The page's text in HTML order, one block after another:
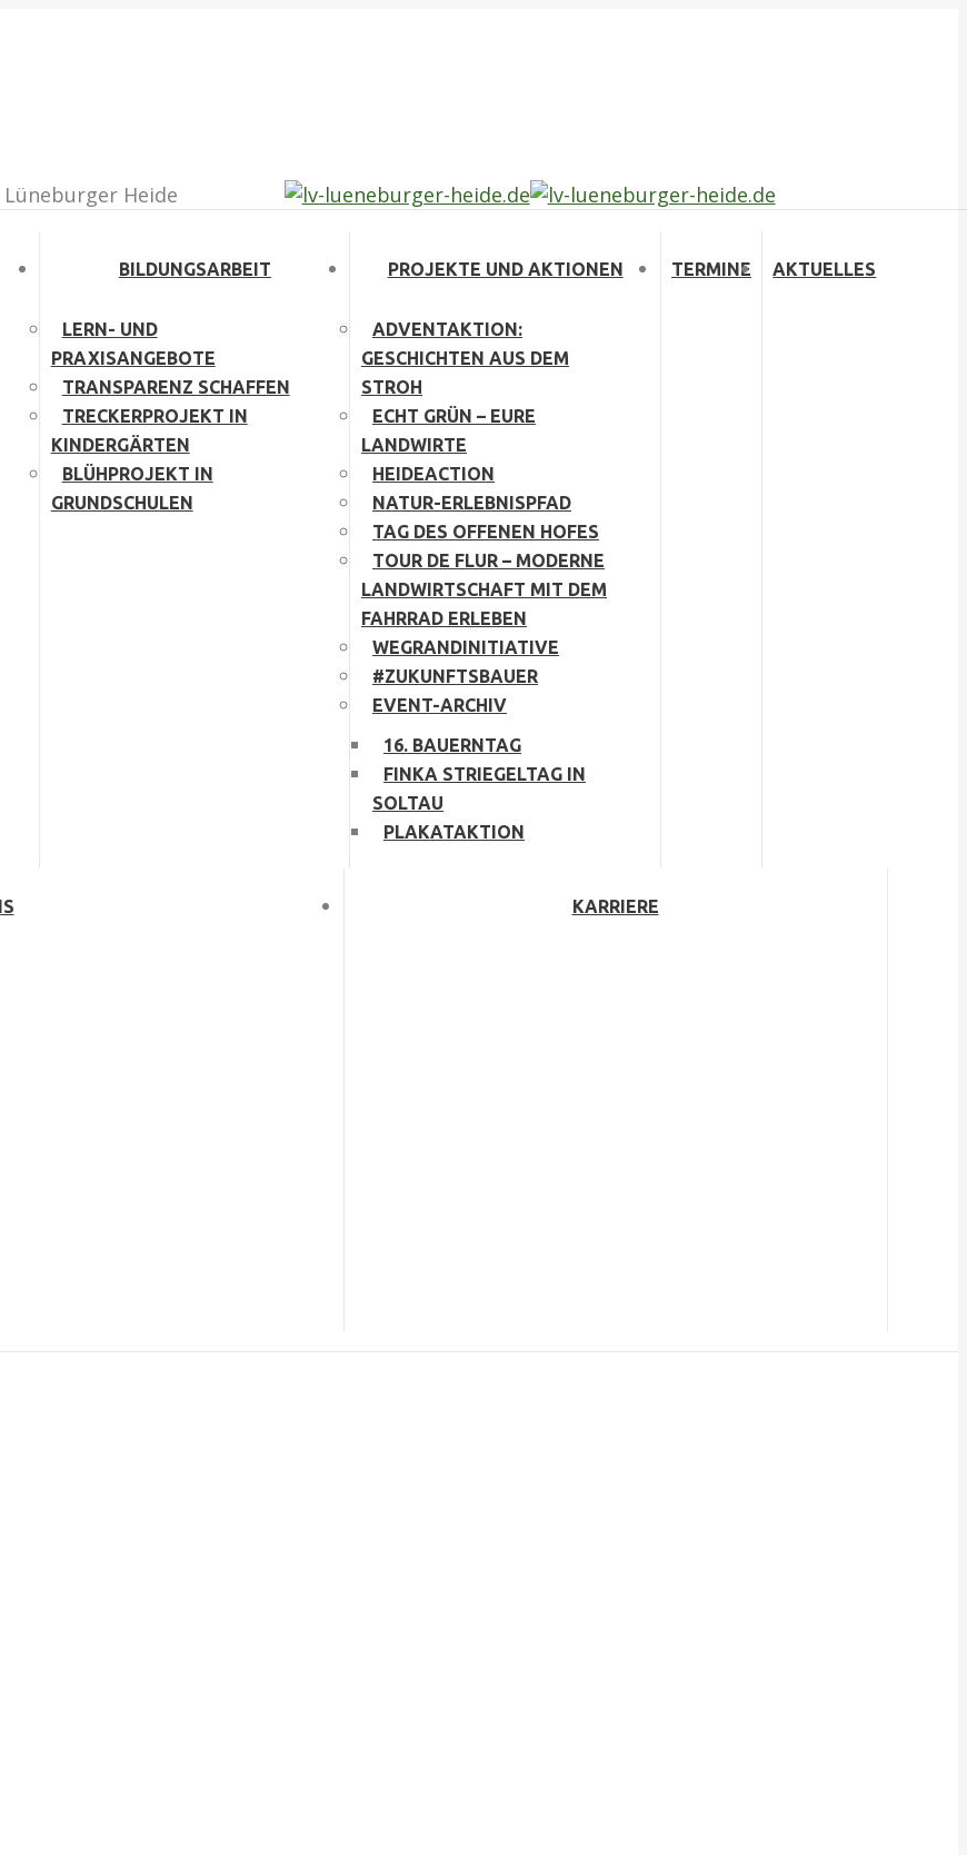
Heide
BILDUNGSARBEIT
LERN- UND
PRAXISANGEBOTE
TRANSPARENZ SCHAFFEN
TRECKERPROJEKT IN
KINDERGÄRTEN
BLÜHPROJEKT IN
GRUNDSCHULEN
PROJEKTE UND AKTIONEN
ADVENTAKTION:
GESCHICHTEN AUS DEM
STROH
ECHT GRÜN – EURE
LANDWIRTE
HEIDEACTION
NATUR-ERLEBNISPFAD
TAG DES OFFENEN HOFES
TOUR DE FLUR – MODERNE
LANDWIRTSCHAFT MIT DEM
FAHRRAD ERLEBEN
WEGRANDINITIATIVE
#ZUKUNFTSBAUER
EVENT-ARCHIV
16. BAUERNTAG
FINKA STRIEGELTAG IN
SOLTAU
PLAKATAKTION
TERMINE AKTUELLES
KARRIERE